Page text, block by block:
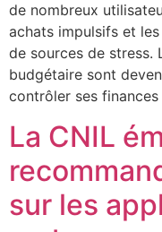
de nombreux
achats impulsifs et
de sources de stress.
budgétaire sont
contrôler ses
La CNIL
sur les